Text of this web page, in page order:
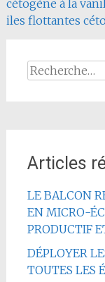
de
cétogène à la
iles flottantes
Rechercher :
Articles
LE BALCON
EN MICRO-
PRODUCTIF
DÉPLOYER
TOUTES LES